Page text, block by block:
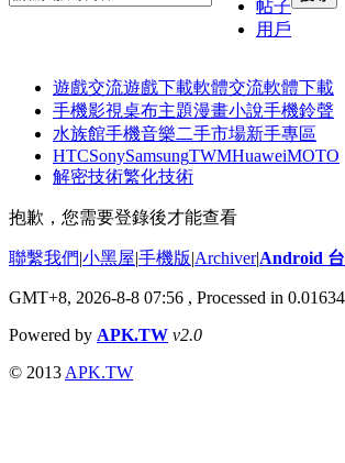
帖子
用戶
遊戲交流遊戲下載軟體交流軟體下載
手機影視桌布主題漫畫小說手機鈴聲
水族館手機音樂二手市場新手專區
HTCSonySamsungTWMHuaweiMOTO
解密技術繁化技術
抱歉，您需要登錄後才能查看
聯繫我們|小黑屋|手機版|Archiver|Android
GMT+8, 2026-8-8 07:56 , Processed in
Powered by APK.TW v2.0
© 2013 APK.TW